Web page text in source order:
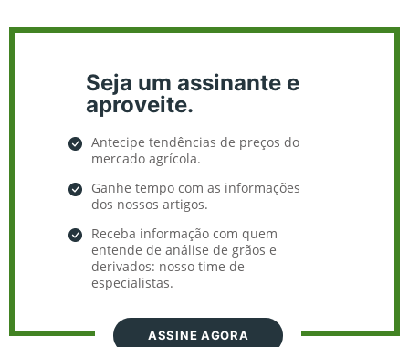
Seja um assinante e
aproveite.
Antecipe tendências de preços do
mercado agrícola.
Ganhe tempo com as informações
dos nossos artigos.
Receba informação com quem
entende de análise de grãos e
derivados: nosso time de
especialistas.
ASSINE AGORA